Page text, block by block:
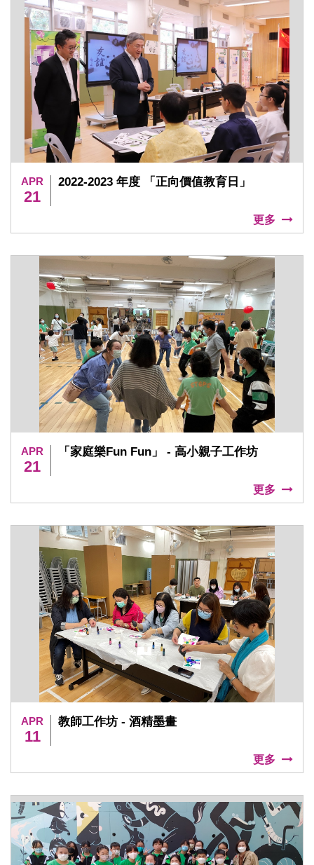
APR
21
2022-2023 年度 「正向價值教育日」
更多
APR
21
「家庭樂Fun Fun」 - 高小親子工作坊
更多
APR
11
教師工作坊 - 酒精墨畫
更多